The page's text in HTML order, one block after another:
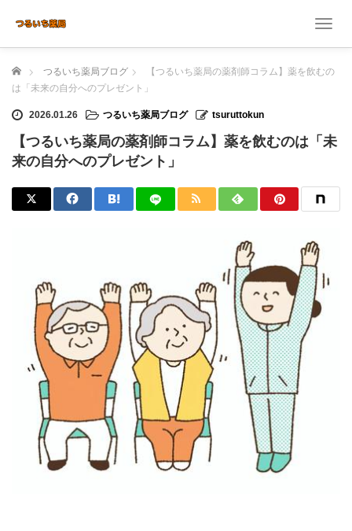
T
g
a
v
a
t
ホーム つるいち薬局ブログ
【つるいち薬局の薬剤師コラム】薬を飲むの
は「未来の自分へのプレゼント」
2026.01.26 つるいち薬局ブログ tsuruttokun
【つるいち薬局の薬剤師コラム】薬を飲むのは「未
来の自分へのプレゼント」